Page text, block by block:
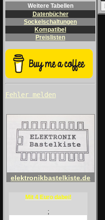
Weitere Tabellen
Datenbücher
Sockelschaltungen
Kompatibel
Preislisten
Fehler melden
elektronikbastelkiste.de
Mit 4 Euro dabei!
;